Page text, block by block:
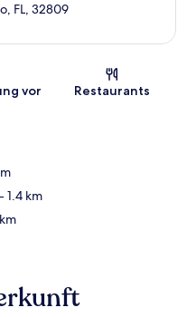
FL, 32809
vor
Restaurants
- 1.4 km